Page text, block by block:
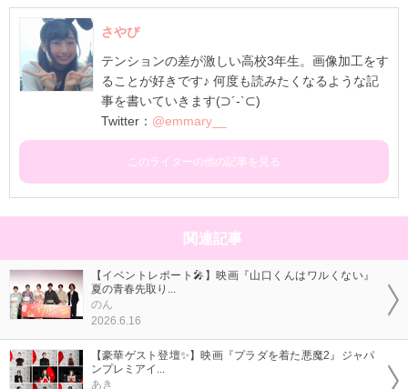
さやぴ
テンションの差が激しい高校3年生。画像加工をす
ることが好きです♪ 何度も読みたくなるような記
事を書いていきます(⊃´-`⊂)
Twitter： @emmary__
このライターの他の記事を見る
関連記事
【イベントレポート🎤】映画『山口くんはワルくない』
夏の青春先取り...
のん
2026.6.16
【豪華ゲスト登壇✨】映画『プラダを着た悪魔2』ジャパ
ンプレミアイ...
あき